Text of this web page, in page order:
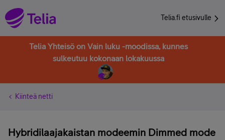
Telia.fi etusivulle
Telia Yhteisö on Vain luku -moodissa, kunnes
sulkeutuu kokonaan lokakuussa
Kiinteä netti
Hybridilaajakaistan modeemin Dimmed mode